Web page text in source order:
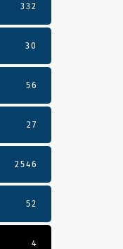
332
30
56
27
2546
52
4